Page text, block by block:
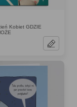
Kobiet GDZIE